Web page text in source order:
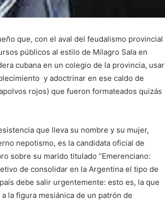
que, con el aval del feudalismo provincial
públicos al estilo de Milagro Sala en
cubana en un colegio de la provincia, usar
y adoctrinar en ese caldo de
rojos) que fueron formateados quizás
que lleva su nombre y su mujer,
nepotismo, es la candidata oficial de
sobre su marido titulado “Emerenciano:
de consolidar en la Argentina el tipo de
debe salir urgentemente: esto es, la que
la figura mesiánica de un patrón de